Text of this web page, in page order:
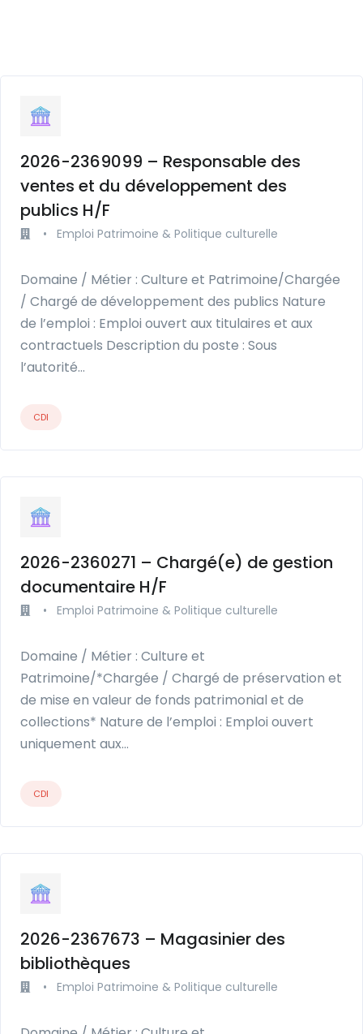
2026-2369099 – Responsable des
ventes et du développement des
publics H/F
• Emploi Patrimoine & Politique culturelle
Domaine / Métier : Culture et Patrimoine/Chargée
/ Chargé de développement des publics Nature
de l’emploi : Emploi ouvert aux titulaires et aux
contractuels Description du poste : Sous
l’autorité…
CDI
2026-2360271 – Chargé(e) de gestion
documentaire H/F
• Emploi Patrimoine & Politique culturelle
Domaine / Métier : Culture et
Patrimoine/*Chargée / Chargé de préservation et
de mise en valeur de fonds patrimonial et de
collections* Nature de l’emploi : Emploi ouvert
uniquement aux…
CDI
2026-2367673 – Magasinier des
bibliothèques
• Emploi Patrimoine & Politique culturelle